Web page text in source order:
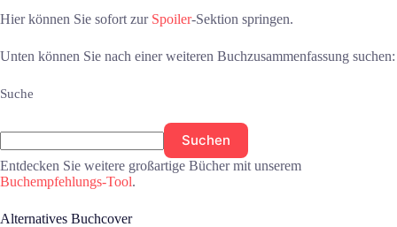
Hier können Sie sofort zur Spoiler-Sektion springen.
Unten können Sie nach einer weiteren Buchzusammenfassung suchen:
Suche
Suchen
Entdecken Sie weitere großartige Bücher mit unserem
Buchempfehlungs-Tool.
Alternatives Buchcover